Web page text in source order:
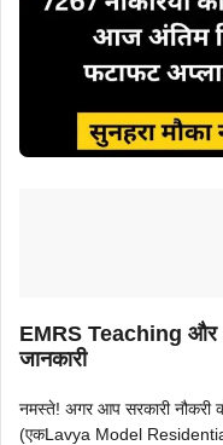
EMRS Teaching और
जानकारी
नमस्ते! अगर आप सरकारी
(एकLavya Model